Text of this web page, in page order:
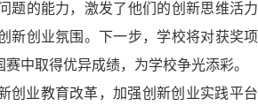
题的能力，激发了他们的创新思维活
新创业氛围。下一步，学校将对获奖
中取得优异成绩，为学校争光添彩。
创业教育改革，加强创新创业实践平